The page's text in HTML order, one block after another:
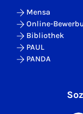
Mensa
Online-
Bibliothek
PAUL
PANDA